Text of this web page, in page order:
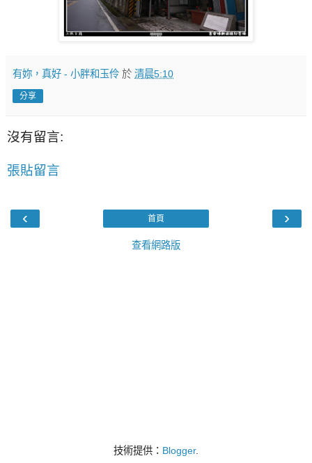
有妳，真好 - 小胖和玉伶 於 清晨5:10
分享
沒有留言:
張貼留言
‹ ›
首頁
查看網路版
技術提供： Blogger.